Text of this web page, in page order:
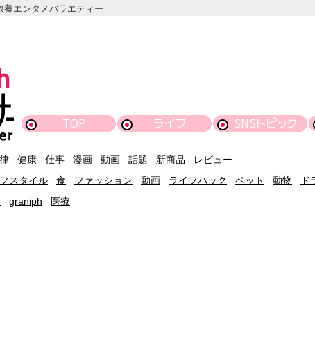
養エンタメバラエティー
TOP ライフ SNSトピック
健康 仕事 漫画 動画 話題 新商品
レビュー
スタイル 食 ファッション 動画 ライフハック ペット 動物 ド
graniph 医療